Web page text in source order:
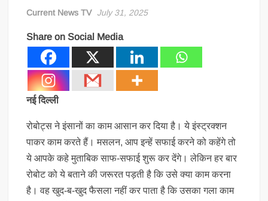
Current News TV July 31, 2025
Share on Social Media
नई दिल्ली
रोबोट्स ने इंसानों का काम आसान कर दिया है। ये इंस्ट्रक्शन
पाकर काम करते हैं। मसलन, आप इन्हें सफाई करने को कहेंगे तो
ये आपके कहे मुताबिक साफ-सफाई शुरू कर देंगे। लेकिन हर बार
रोबोट को ये बताने की जरूरत पड़ती है कि उसे क्या काम करना
है। वह खुद-ब-खुद फैसला नहीं कर पाता है कि उसका गला काम